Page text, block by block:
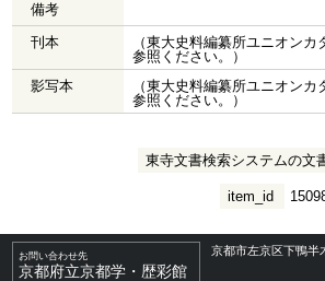
備考
刊本
（東大史料編纂所ユニオン
参照ください。）
影写本
（東大史料編纂所ユニオン
参照ください。）
東寺文書検索システムの文
item_id
お問い合わせ先
京都府立京都学・歴彩館
京都市左京区下鴨半